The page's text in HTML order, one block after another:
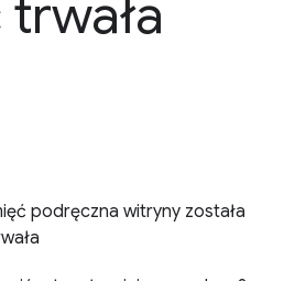
podręczna witryny została